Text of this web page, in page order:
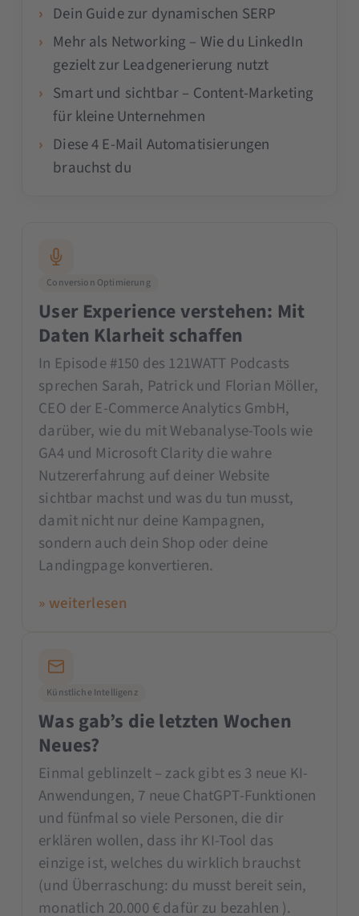
Dein Guide zur dynamischen SERP
Mehr als Networking – Wie du LinkedIn
gezielt zur Leadgenerierung nutzt
Smart und sichtbar – Content-Marketing
für kleine Unternehmen
Diese 4 E-Mail Automatisierungen
brauchst du
Conversion Optimierung
User Experience verstehen: Mit
Daten Klarheit schaffen
In Episode #150 des 121WATT Podcasts
sprechen Sarah, Patrick und Florian Möller,
CEO der E-Commerce Analytics GmbH,
darüber, wie du mit Webanalyse-Tools wie
GA4 und Microsoft Clarity die wahre
Nutzererfahrung auf deiner Website
sichtbar machst und was du tun musst,
damit nicht nur deine Kampagnen,
sondern auch dein Shop oder deine
Landingpage konvertieren.
» weiterlesen
Künstliche Intelligenz
Was gab’s die letzten Wochen
Neues?
Einmal geblinzelt – zack gibt es 3 neue KI-
Anwendungen, 7 neue ChatGPT-Funktionen
und fünfmal so viele Personen, die dir
erklären wollen, dass ihr KI-Tool das
einzige ist, welches du wirklich brauchst
(und Überraschung: du musst bereit sein,
monatlich 20.000 € dafür zu bezahlen ).